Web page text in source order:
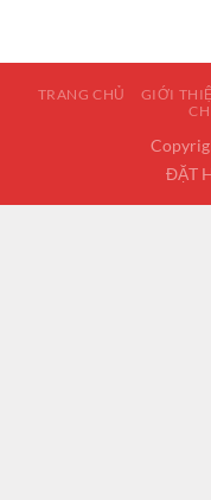
TRANG CHỦ GIỚI
ĐẶT